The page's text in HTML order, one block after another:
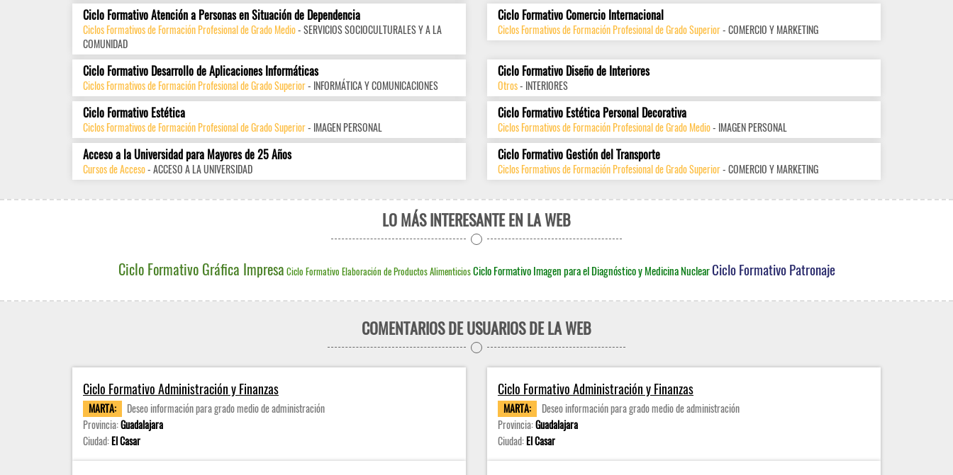
Ciclo Formativo Atención a Personas en Situación de Dependencia
Ciclos Formativos de Formación Profesional de Grado Medio- SERVICIOS SOCIOCULTURALES Y A LA
COMUNIDAD
Ciclo Formativo Comercio Internacional
Ciclos Formativos de Formación Profesional de Grado Superior- COMERCIO Y MARKETING
Ciclo Formativo Desarrollo de Aplicaciones Informáticas
Ciclos Formativos de Formación Profesional de Grado Superior- INFORMÁTICA Y COMUNICACIONES
Ciclo Formativo Diseño de Interiores
Otros- INTERIORES
Ciclo Formativo Estética
Ciclos Formativos de Formación Profesional de Grado Superior- IMAGEN PERSONAL
Ciclo Formativo Estética Personal Decorativa
Ciclos Formativos de Formación Profesional de Grado Medio- IMAGEN PERSONAL
Acceso a la Universidad para Mayores de 25 Años
Cursos de Acceso- ACCESO A LA UNIVERSIDAD
Ciclo Formativo Gestión del Transporte
Ciclos Formativos de Formación Profesional de Grado Superior- COMERCIO Y MARKETING
LO MÁS INTERESANTE EN LA WEB
Ciclo Formativo Gráfica Impresa Ciclo Formativo Elaboración de Productos AlimenticiosCiclo Formativo Imagen para el Diagnóstico y Medicina Nuclear Ciclo Formativo Patronaje
COMENTARIOS DE USUARIOS DE LA WEB
Ciclo Formativo Administración y Finanzas
MARTA:
Deseo información para grado medio de administración
Provincia:Guadalajara
Ciudad:El Casar
Ciclo Formativo Administración y Finanzas
MARTA:
Deseo información para grado medio de administración
Provincia:Guadalajara
Ciudad:El Casar